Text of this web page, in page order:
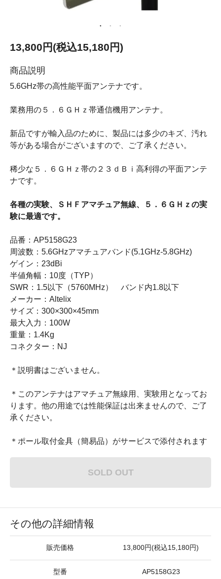
13,800円(税込15,180円)
商品説明
5.6GHz帯の高性能平面アンテナです。
業務用の５．６ＧＨｚ帯通信機用アンテナ。
新品ですが輸入品のために、製品には多少のキズ、汚れ
等がある場合がございますので、ご了承ください。
稀少な５．６ＧＨｚ帯の２３ｄＢｉ高利得の平面アンテ
ナです。
各種の実験、ＳＨＦアマチュア無線、５．６ＧＨｚの実
験に最適です。
品番：AP5158G23
周波数：5.6GHzアマチュアバンド(5.1GHz-5.8GHz)
ゲイン：23dBi
半値角幅：10度（TYP）
SWR：1.5以下（5760MHz） バンド内1.8以下
メーカー：Altelix
サイズ：300×300×45mm
最大入力：100W
重量：1.4Kg
コネクター：NJ
＊説明書はございません。
＊このアンテナはアマチュア無線用、実験用となってお
ります。他の用途では性能保証は出来ませんので、ご了
承ください。
＊ポール取付金具（簡易品）がサービスで添付されます
SOLD OUT
その他の詳細情報
販売価格 13,800円(税込15,180円)
型番 AP5158G23